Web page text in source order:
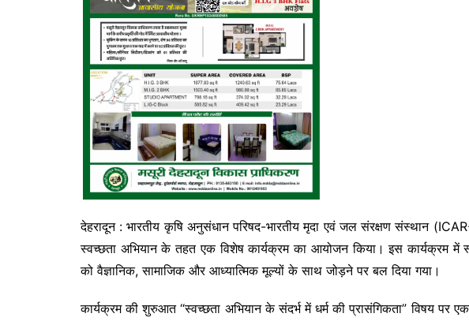
देहरादून : भारतीय कृषि अनुसंधान परिषद-भारतीय मृदा एवं जल संरक्षण संस्थान
स्वच्छता अभियान के तहत एक विशेष कार्यक्रम का आयोजन किया। इस कार्यक्रम में
को वैज्ञानिक, सामाजिक और आध्यात्मिक मूल्यों के साथ जोड़ने पर बल दिया गया।
कार्यक्रम की शुरुआत “स्वच्छता अभियान के संदर्भ में धर्म की प्रासंगिकता” विषय